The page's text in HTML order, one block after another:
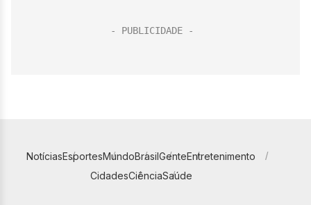
NotíciasEsportesMundoBrasilGenteEntretenimento
CidadesCiênciaSaúde